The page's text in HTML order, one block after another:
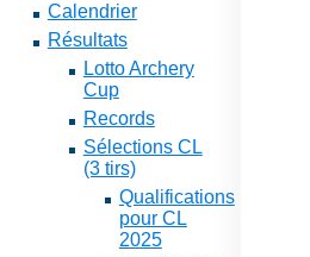
Calendrier
Résultats
Lotto Archery
Cup
Records
Sélections CL
(3 tirs)
Qualifications
pour CL
2025